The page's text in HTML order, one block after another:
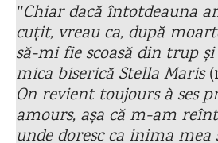
ʺChiar dacă întotdeauna
cuțit, vreau ca, după
să-mi fie scoasă din trup
mica biserică Stella Maris
On revient toujours à ses
amours, așa că m-am
unde doresc ca inima mea